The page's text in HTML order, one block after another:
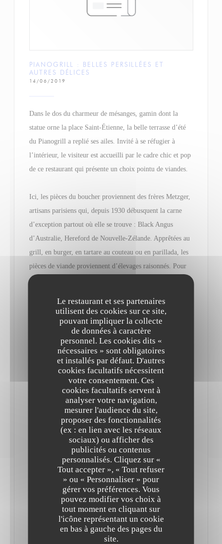
Le restaurant et ses partenaires
utilisent des cookies sur ce site,
pouvant impliquer la collecte
de données à caractère
personnel. Les cookies dits «
nécessaires » sont obligatoires
et installés par défaut. D'autres
cookies facultatifs nécessitent
votre consentement. Ces
cookies facultatifs servent à
analyser votre navigation,
mesurer l'audience du site,
proposer des fonctionnalités
(ex : en lien avec les réseaux
sociaux) ou afficher des
publicités ou contenus
personnalisés. Cliquez sur «
Tout accepter », « Tout refuser
» ou « Personnaliser » pour
gérer vos préférences. Vous
pouvez modifier vos choix à
tout moment en cliquant sur
l'icône représentant un cookie
en bas à gauche des pages du
site.
PIANOGRILL : BELLES PERSILLÉES ET
AUTRES DÉLICES
14/06/2019
Dans le dos du charmeur de mésanges, gamin dont la
statue orne la place Saint-Étienne, la belle terrasse d’été
du Pianogrill a replié ses ailes. Invité à se réfugier à
l’intérieur, le visiteur est accueilli par le cadre chic et pop
de ce restaurant qui présente un choix pointu de viandes.
Ici, les pièces du boucher proviennent des frères Metzger,
artisans parisiens qui, depuis 1930 débusquent la carne
d’exception partout où elle se trouve : Black Angus
d’Australie, Hereford de Nouvelle-Zélande. Apprêtées au
grill, en burger, en tartare au couteau ou en parillada, les
pièces de viande proviennent d’élevages raisonnés. Pour
escorter ces belles persillées, optez pour l’un des
profusion de sauces…
Les nouveautés ? Noire de Baltique maturée 45 jours puis
fumée au bois de hêtre ou autre magret de canard et figues
rôties, déclinaison de butternut et sauce Albufera (porto/
foie gras)… Et si vous ne concevez les vaches qu’au pré,
goûtez le risotto ou les Saint-Jacques snackées.
La formule du jour est soignée (malgré son appétence
pour la viande, le chef sait causer aux légumes et les
desserts sont fait maison). Que dire de plus ? Ah, si ! Les
fauteuils sont confortables et le service aimable.
Passez donc au grill !
Par JiBé Matthieu
LIRE L'ARTICLE((OUVRE UNE NOUVELLE FENÊTRE))